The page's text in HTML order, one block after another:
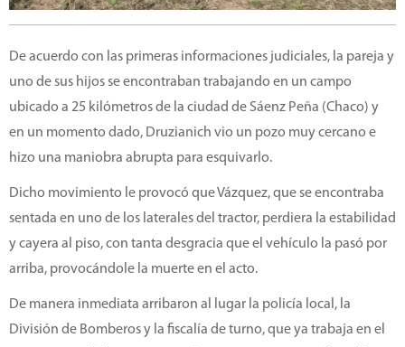
De acuerdo con las primeras informaciones judiciales, la pareja y
uno de sus hijos se encontraban trabajando en un campo
ubicado a 25 kilómetros de la ciudad de Sáenz Peña (Chaco) y
en un momento dado, Druzianich vio un pozo muy cercano e
hizo una maniobra abrupta para esquivarlo.
Dicho movimiento le provocó que Vázquez, que se encontraba
sentada en uno de los laterales del tractor, perdiera la estabilidad
y cayera al piso, con tanta desgracia que el vehículo la pasó por
arriba, provocándole la muerte en el acto.
De manera inmediata arribaron al lugar la policía local, la
División de Bomberos y la fiscalía de turno, que ya trabaja en el